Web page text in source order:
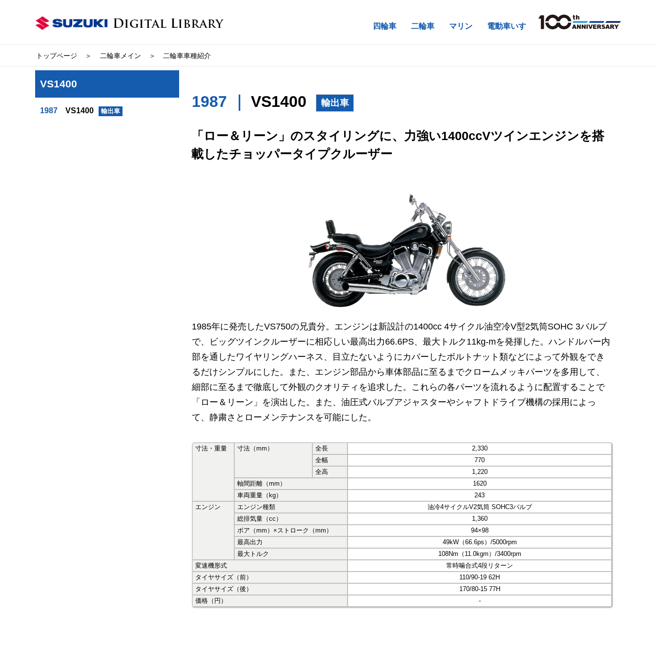
四輪車 二輪車 マリン 電動車いす
トップページ 二輪車メイン 二輪車車種紹介
VS1400
1987 VS1400 輸出車
1987 ｜ VS1400 輸出車
「ロー＆リーン」のスタイリングに、力強い1400ccVツインエンジンを搭
載したチョッパータイプクルーザー
1985年に発売したVS750の兄貴分。エンジンは新設計の1400cc 4サイクル油空冷V型2気筒SOHC 3バルブ
で、ビッグツインクルーザーに相応しい最高出力66.6PS、最大トルク11kg-mを発揮した。ハンドルバー内
部を通したワイヤリングハーネス、目立たないようにカバーしたボルトナット類などによって外観をでき
るだけシンプルにした。また、エンジン部品から車体部品に至るまでクロームメッキパーツを多用して、
細部に至るまで徹底して外観のクオリティを追求した。これらの各パーツを流れるように配置することで
「ロー＆リーン」を演出した。また、油圧式バルブアジャスターやシャフトドライブ機構の採用によっ
て、静粛さとローメンテナンスを可能にした。
寸法・重量 寸法（mm） 全長
2,330
全幅
770
全高
1,220
軸間距離（mm）
1620
車両重量（kg）
243
エンジン
エンジン種類
油冷4サイクルV2気筒 SOHC3バルブ
総排気量（cc）
1,360
ボア（mm）×ストローク（mm）
94×98
最高出力
49kW（66.6ps）/5000rpm
最大トルク
108Nm（11.0kgm）/3400rpm
変速機形式
常時噛合式4段リターン
タイヤサイズ（前）
110/90-19 62H
タイヤサイズ（後）
170/80-15 77H
価格（円）
-